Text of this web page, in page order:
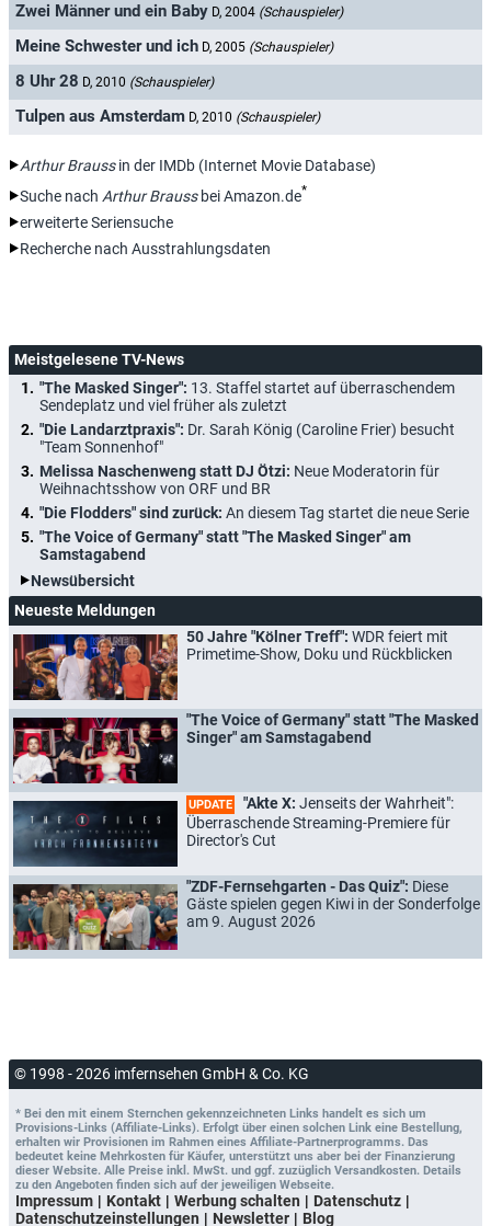
Zwei Männer und ein Baby D, 2004 (Schauspieler)
Meine Schwester und ich D, 2005 (Schauspieler)
8 Uhr 28 D, 2010 (Schauspieler)
Tulpen aus Amsterdam D, 2010 (Schauspieler)
Arthur Braussin der IMDb (Internet Movie Database)
Suche nach Arthur Braussbei Amazon.de*
erweiterte Seriensuche
Recherche nach Ausstrahlungsdaten
Meistgelesene TV-News
"The Masked Singer": 13. Staffel startet auf überraschendem
Sendeplatz und viel früher als zuletzt
"Die Landarztpraxis": Dr. Sarah König (Caroline Frier) besucht
"Team Sonnenhof"
Melissa Naschenweng statt DJ Ötzi: Neue Moderatorin für
Weihnachtsshow von ORF und BR
"Die Flodders" sind zurück: An diesem Tag startet die neue Serie
"The Voice of Germany" statt "The Masked Singer" am
Samstagabend
Newsübersicht
Neueste Meldungen
50 Jahre "Kölner Treff": WDR feiert mit
Primetime-Show, Doku und Rückblicken
"The Voice of Germany" statt "The Masked
Singer" am Samstagabend
UPDATE "Akte X: Jenseits der Wahrheit":
Überraschende Streaming-Premiere für
Director's Cut
"ZDF-Fernsehgarten - Das Quiz": Diese
Gäste spielen gegen Kiwi in der Sonderfolge
am 9. August 2026
© 1998 - 2026 imfernsehen GmbH & Co. KG
* Bei den mit einem Sternchen gekennzeichneten Links handelt es sich um
Provisions-Links (Affiliate-Links). Erfolgt über einen solchen Link eine Bestellung,
erhalten wir Provisionen im Rahmen eines Affiliate-Partnerprogramms. Das
bedeutet keine Mehrkosten für Käufer, unterstützt uns aber bei der Finanzierung
dieser Website. Alle Preise inkl. MwSt. und ggf. zuzüglich Versandkosten. Details
zu den Angeboten finden sich auf der jeweiligen Webseite.
Impressum Kontakt Werbung schalten
Datenschutz
Datenschutzeinstellungen
Newsletter Blog